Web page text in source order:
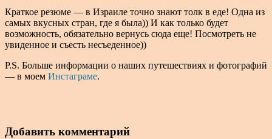
Краткое резюме — в Израиле точно знают толк в еде! Одна из
самых вкусных стран, где я была)) И как только будет
возможность, обязательно вернусь сюда еще! Посмотреть не
увиденное и съесть несъеденное))
P.S. Больше информации о наших путешествиях и фотографий
— в моем Инстаграме.
Добавить комментарий